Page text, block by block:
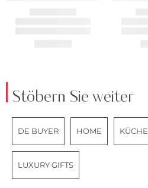
Stöbern Sie weiter
DE BUYER HOME KÜCHE
LUXURY GIFTS